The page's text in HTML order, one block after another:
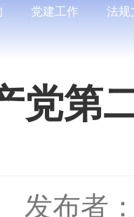
党建工作 法规
党第
发布者